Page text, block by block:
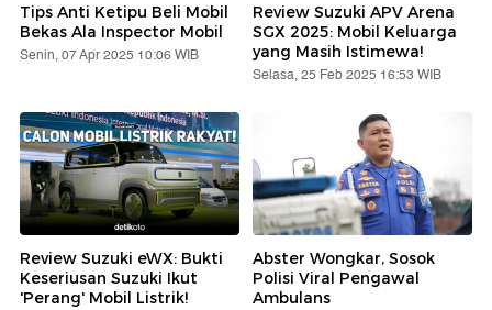
Tips Anti Ketipu Beli Mobil
Bekas Ala Inspector Mobil
Senin, 07 Apr 2025 10:06 WIB
Review Suzuki APV Arena
SGX 2025: Mobil Keluarga
yang Masih Istimewa!
Selasa, 25 Feb 2025 16:53 WIB
Review Suzuki eWX: Bukti
Keseriusan Suzuki Ikut
'Perang' Mobil Listrik!
Abster Wongkar, Sosok
Polisi Viral Pengawal
Ambulans